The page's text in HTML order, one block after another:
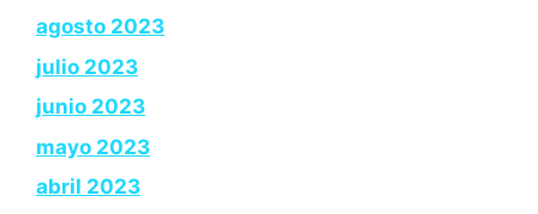
agosto 2023
julio 2023
junio 2023
mayo 2023
abril 2023